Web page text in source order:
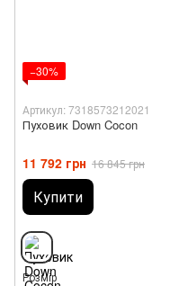
−30%
Артикул: 7318573212021
Пуховик Down Cocon
11 792 грн 16 845 грн
Купити
Розмір